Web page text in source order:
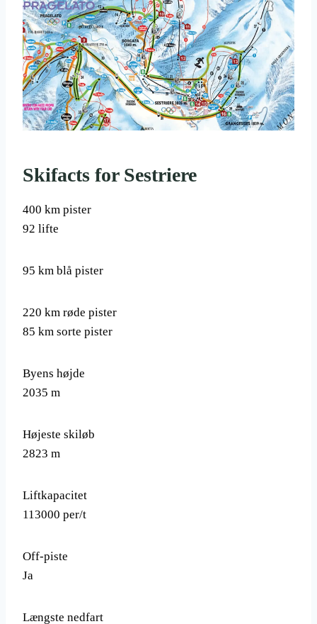
Skifacts for Sestriere
400 km pister
92 lifte
95 km blå pister
220 km røde pister
85 km sorte pister
Byens højde
2035 m
Højeste skiløb
2823 m
Liftkapacitet
113000 per/t
Off-piste
Ja
Længste nedfart